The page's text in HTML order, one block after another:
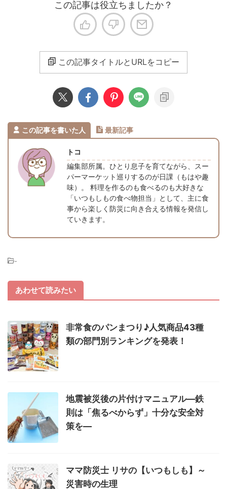
この記事は役立ちましたか？
この記事タイトルとURLをコピー
この記事を書いた人 最新記事
トコ
編集部所属。ひとり息子を育てながら、スー
パーマーケット巡りするのが日課（もはや趣
味）。 料理を作るのも食べるのも大好きな
「いつもしもの食べ物担当」として、主に食
事から楽しく防災に向き合える情報を発信し
ていきます。
-
あわせて読みたい
非常食のパンまつり♪人気商品43種
類の部門別ランキングを発表！
地震被災後の片付けマニュアル―鉄
則は「焦るべからず」十分な安全対
策を―
ママ防災士 リサの【いつもしも】～
災害時の生理